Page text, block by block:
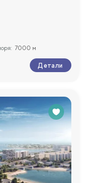
7000 м
Детали